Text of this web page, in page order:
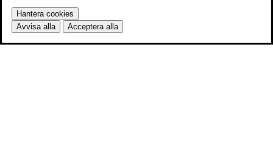
Hantera cookies
Avvisa alla
Acceptera alla